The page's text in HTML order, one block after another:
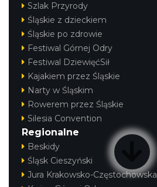
Szlak Przyrody
Śląskie z dzieckiem
Śląskie po zdrowie
Festiwal Górnej Odry
Festiwal DziewięćSił
Kajakiem przez Śląskie
Narty w Śląskim
Rowerem przez Śląskie
Silesia Convention
Regionalne
Beskidy
Śląsk Cieszyński
Jura Krakowsko-Częstochowska